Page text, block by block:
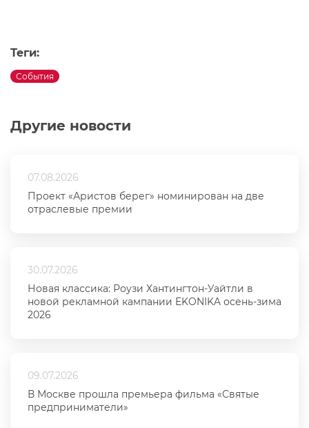
Другие новости
07.08.2026
Проект «Аристов берег» номинирован на две
отраслевые премии
30.07.2026
Новая классика: Роузи Хантингтон-Уайтли в
новой рекламной кампании EKONIKA осень-зима
2026
09.07.2026
В Москве прошла премьера фильма «Святые
предприниматели»
Теги:
События